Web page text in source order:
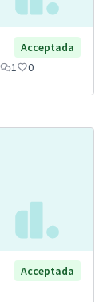
Acceptada
1 0
Acceptada